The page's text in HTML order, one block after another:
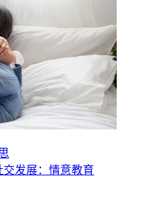
发展：情意教育